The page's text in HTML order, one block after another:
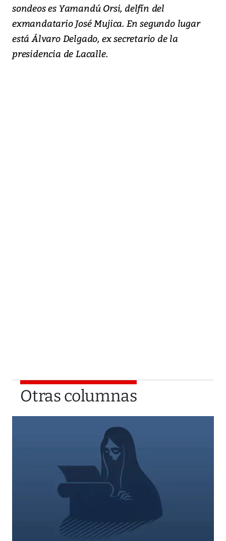
sondeos es Yamandú Orsi, delfín del
exmandatario José Mujica. En segundo lugar
está Álvaro Delgado, ex secretario de la
presidencia de Lacalle.
Otras columnas